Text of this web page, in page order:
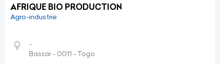
AFRIQUE BIO PRODUCTION
Agro-industrie
-
Bassar - 0011 - Togo